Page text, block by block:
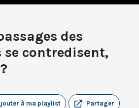
des
se contredisent,
Partager
à ma playlist